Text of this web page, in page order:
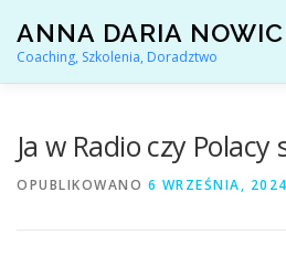
treści
ANNA DARIA
Coaching, Szkolenia, Doradztwo
Ja w Radio czy Polacy
OPUBLIKOWANO 6 WRZEŚNIA, 2024